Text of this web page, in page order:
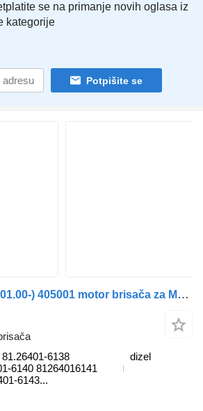
se na primanje novih oglasa iz
kategorije
Potpišite se
Valeo TGA 18.460 (01.00-) 405001 motor brisača za MAN 4-series, TGA (1993-2009) tegljača
6138
6140 81264016141
6143...
dizel